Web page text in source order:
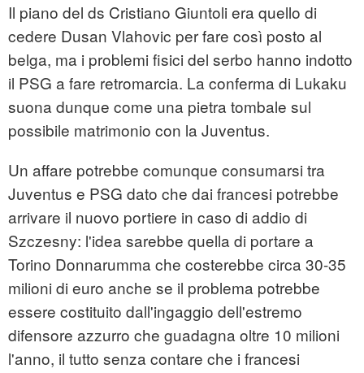
Il piano del ds Cristiano Giuntoli era quello di
cedere Dusan Vlahovic per fare così posto al
belga, ma i problemi fisici del serbo hanno indotto
il PSG a fare retromarcia. La conferma di Lukaku
suona dunque come una pietra tombale sul
possibile matrimonio con la Juventus.
Un affare potrebbe comunque consumarsi tra
Juventus e PSG dato che dai francesi potrebbe
arrivare il nuovo portiere in caso di addio di
Szczesny: l'idea sarebbe quella di portare a
Torino Donnarumma che costerebbe circa 30-35
milioni di euro anche se il problema potrebbe
essere costituito dall'ingaggio dell'estremo
difensore azzurro che guadagna oltre 10 milioni
l'anno, il tutto senza contare che i francesi